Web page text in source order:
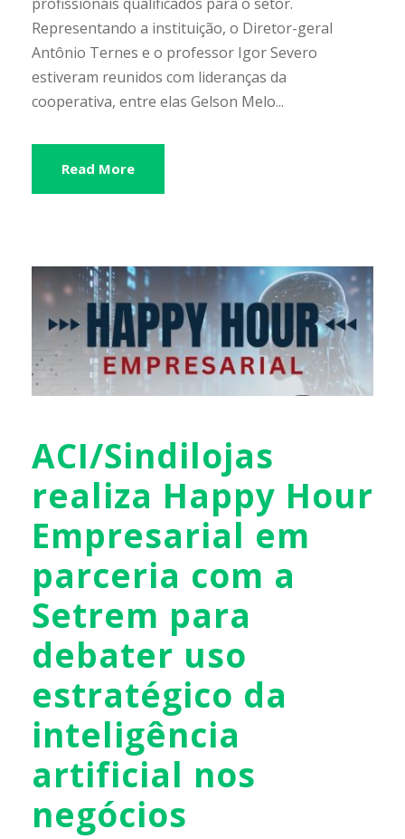
Representando a instituição, o Diretor-geral
Antônio Ternes e o professor Igor Severo
estiveram reunidos com lideranças da
cooperativa, entre elas Gelson Melo...
Read More
ACI/Sindilojas
realiza Happy Hour
Empresarial em
parceria com a
Setrem para
debater uso
estratégico da
inteligência
artificial nos
negócios